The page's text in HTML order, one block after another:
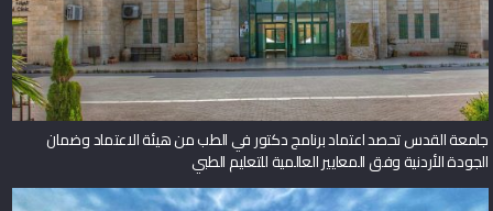
جامعة القدس تحصد اعتماد برنامج دكتور في الطب من هيئة الاعتماد وضمان
الجودة الأردنية وفق المعايير العالمية للتعليم الطبي